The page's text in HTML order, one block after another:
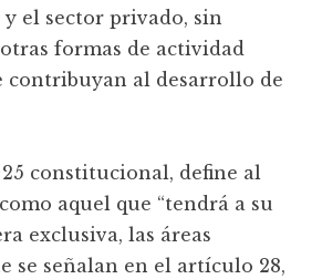
el sector privado, sin
formas de actividad
contribuyan al desarrollo de
constitucional, define al
aquel que “tendrá a su
exclusiva, las áreas
se señalan en el artículo 28,